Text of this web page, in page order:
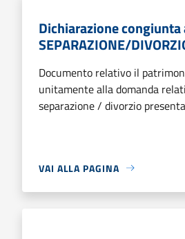
Dichiarazione
SEPARAZIONE/
Documento relativo il
unitamente alla domanda
separazione / divorzio
VAI ALLA PAGINA